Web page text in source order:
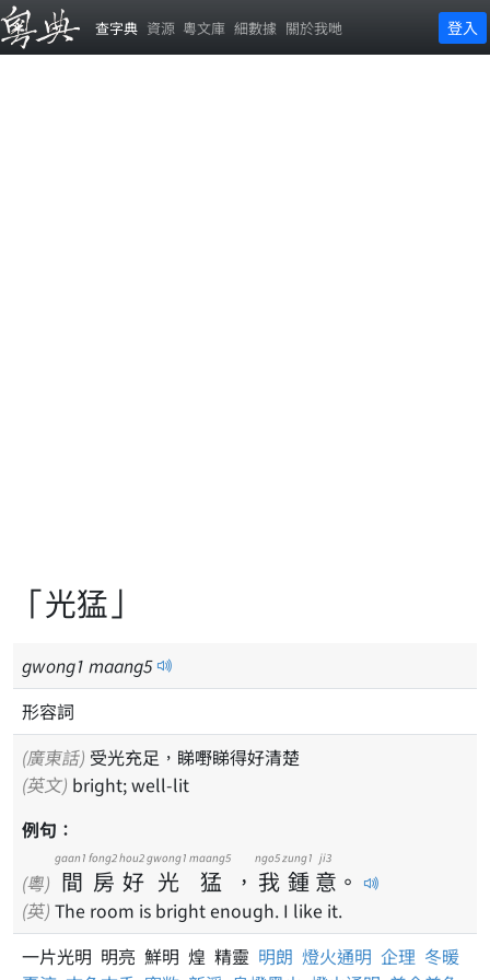
查字典 資源 粵文庫 細數據 關於我哋 登入
「光猛」
gwong1 maang5
形容詞
(廣東話) 受光充足，睇嘢睇得好清楚
(英文) bright; well-lit
例句：
(粵) 間
gaan1
房
fong2
好
hou2
光
gwong1
猛
maang5
， 我
ngo5
鍾
zung1
意
ji3
。
(英) The room is bright enough. I like it.
一片光明 明亮 鮮明 煌 精靈 明朗 燈火通明 企理 冬暖